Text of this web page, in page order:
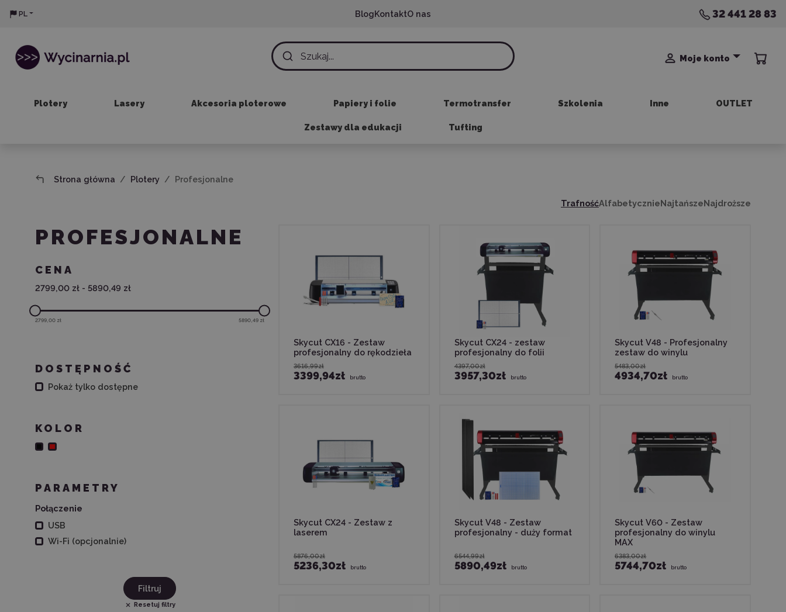
PL BlogKontaktO nas 32 441 28 83
Moje konto
Plotery Lasery Akcesoria ploterowe Papiery i folie Termotransfer Szkolenia Inne OUTLET
Zestawy dla edukacji Tufting
Strona główna Plotery Profesjonalne
TrafnośćAlfabetycznieNajtańszeNajdroższe
PROFESJONALNE
CENA
2799,00 zł - 5890,49 zł
2799,00 zł 5890,49 zł
DOSTĘPNOŚĆ
Pokaż tylko dostępne
KOLOR
PARAMETRY
Połączenie
USB
Wi-Fi (opcjonalnie)
Filtruj
Resetuj filtry
Skycut CX16 - Zestaw
profesjonalny do rękodzieła
3616,99zł
3399,94zł brutto
Skycut CX24 - zestaw
profesjonalny do folii
4397,00zł
3957,30zł brutto
Skycut V48 - Profesjonalny
zestaw do winylu
5483,00zł
4934,70zł brutto
Skycut CX24 - Zestaw z
laserem
5876,00zł
5236,30zł brutto
Skycut V48 - Zestaw
profesjonalny - duży format
6544,99zł
5890,49zł brutto
Skycut V60 - Zestaw
profesjonalny do winylu
MAX
6383,00zł
5744,70zł brutto